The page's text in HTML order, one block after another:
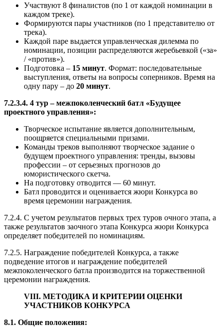
Участвуют 8 финалистов (по 1 от каждой номинации в
каждом треке).
Формируются пары участников (по 1 представителю от
трека).
Каждой паре выдается управленческая дилемма по
номинации, позиции распределяются жеребьевкой («за»
/ «против»).
Подготовка – 15 минут. Формат: последовательные
выступления, ответы на вопросы соперников. Время на
одну пару – до 20 минут.
7.2.3.4. 4 тур – межпоколенческий батл «Будущее
проектного управления»:
Творческое испытание является дополнительным,
поощряется специальными призами.
Команды треков выполняют творческое задание о
будущем проектного управления: тренды, вызовы
профессии – от серьезных прогнозов до
юмористического скетча.
На подготовку отводится — 60 минут.
Батл проводится и оценивается жюри Конкурса во
время церемонии награждения.
7.2.4. С учетом результатов первых трех туров очного этапа, а
также результатов заочного этапа Конкурса жюри Конкурса
определяет победителей по номинациям.
7.2.5. Награждение победителей Конкурса, а также
подведение итогов и награждение победителей
межпоколенческого батла производится на торжественной
церемонии награждения.
VIII. МЕТОДИКА И КРИТЕРИИ ОЦЕНКИ
УЧАСТНИКОВ КОНКУРСА
8.1. Общие положения: